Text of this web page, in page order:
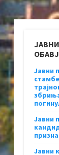
Јавни
Јавни
Јавни